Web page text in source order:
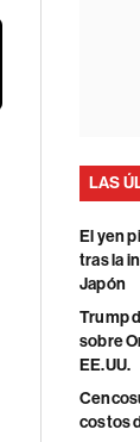
LAS
El yen
tras la
Japón
Trump
sobre
EE.UU.
costos